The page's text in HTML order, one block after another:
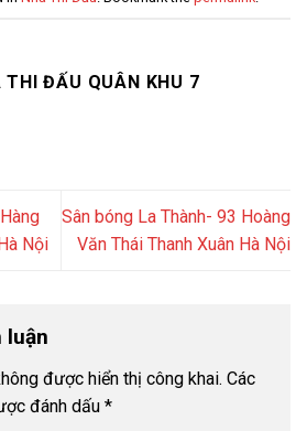
THI ĐẤU QUÂN KHU 7
Nội
Sân bóng La Thành- 93 Hoàng
Văn Thái Thanh Xuân Hà Nội
luận
được hiển thị công khai. Các
đánh dấu *